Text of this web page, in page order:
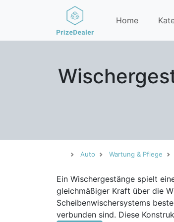
Home
Auto Wartung & Pflege
Ein Wischergestänge spielt
gleichmäßiger Kraft über die
Scheibenwischersystems
verbunden sind. Diese